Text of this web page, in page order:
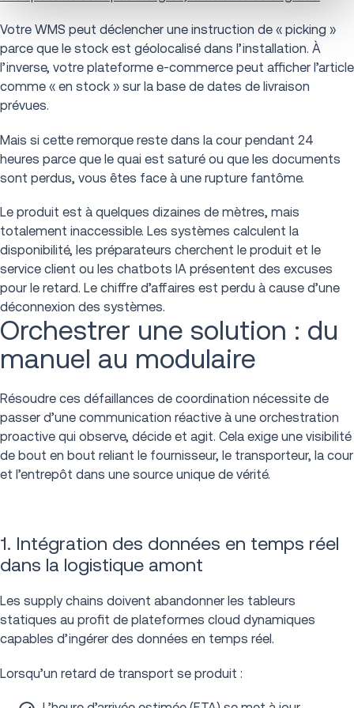
Votre WMS peut déclencher une instruction de « picking »
parce que le stock est géolocalisé dans l’installation. À
l’inverse, votre plateforme e-commerce peut afficher l’article
comme « en stock » sur la base de dates de livraison
prévues.
Mais si cette remorque reste dans la cour pendant 24
heures parce que le quai est saturé ou que les documents
sont perdus, vous êtes face à une rupture fantôme.
Le produit est à quelques dizaines de mètres, mais
totalement inaccessible. Les systèmes calculent la
disponibilité, les préparateurs cherchent le produit et le
service client ou les chatbots IA présentent des excuses
pour le retard. Le chiffre d’affaires est perdu à cause d’une
déconnexion des systèmes.
Orchestrer une solution : du
manuel au modulaire
Résoudre ces défaillances de coordination nécessite de
passer d’une communication réactive à une orchestration
proactive qui observe, décide et agit. Cela exige une visibilité
de bout en bout reliant le fournisseur, le transporteur, la cour
et l’entrepôt dans une source unique de vérité.
1. Intégration des données en temps réel
dans la logistique amont
Les supply chains doivent abandonner les tableurs
statiques au profit de plateformes cloud dynamiques
capables d’ingérer des données en temps réel.
Lorsqu’un retard de transport se produit :